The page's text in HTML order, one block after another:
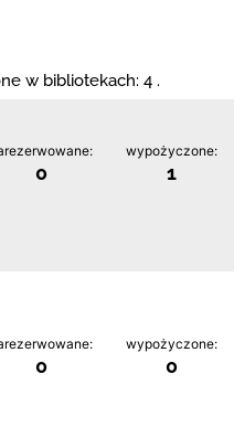
w bibliotekach: 4 .
0
wypożyczone:
1
0
wypożyczone:
0